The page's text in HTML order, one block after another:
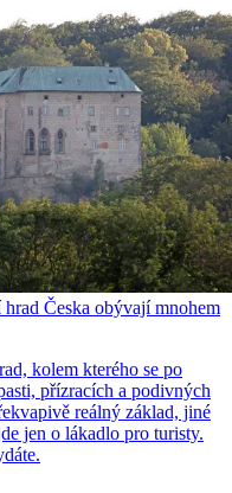
Česka obývají mnohem
kolem kterého se po
přízracích a podivných
reálný základ, jiné
jen o lákadlo pro turisty.